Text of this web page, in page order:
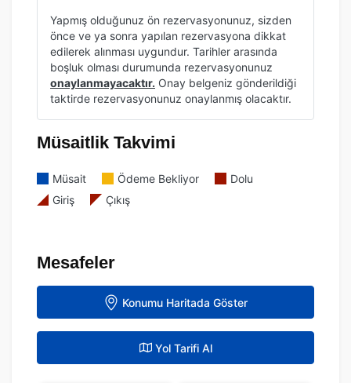
Yapmış olduğunuz ön rezervasyonunuz, sizden
önce ve ya sonra yapılan rezervasyona dikkat
edilerek alınması uygundur. Tarihler arasında
boşluk olması durumunda rezervasyonunuz
onaylanmayacaktır. Onay belgeniz gönderildiği
taktirde rezervasyonunuz onaylanmış olacaktır.
Müsaitlik Takvimi
Müsait Ödeme Bekliyor
Dolu
Giriş
Çıkış
Mesafeler
Konumu Haritada Göster
Yol Tarifi Al